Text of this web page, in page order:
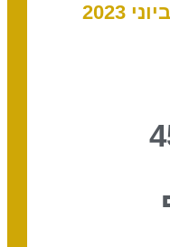
לפי שעון ישראל, 10 ביוני 2023